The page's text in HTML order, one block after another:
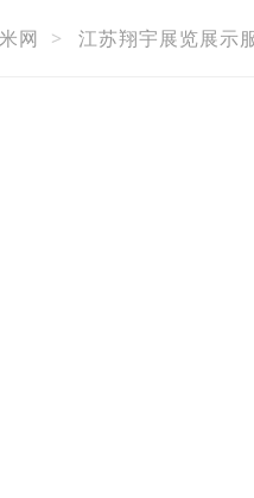
网 > 江苏翔宇展览展示